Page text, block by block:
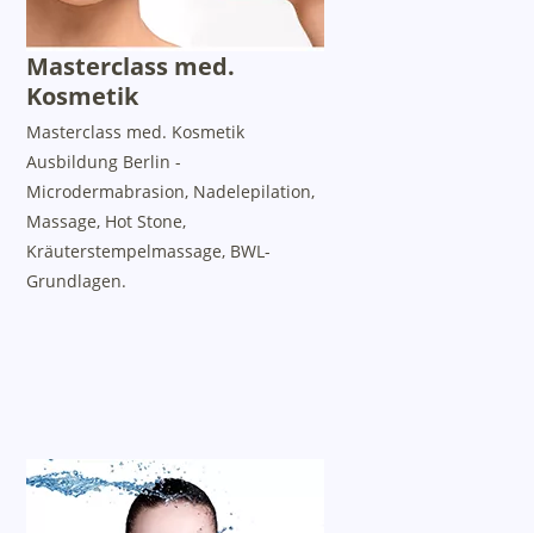
Masterclass med.
Kosmetik
Masterclass med. Kosmetik
Ausbildung Berlin -
Microdermabrasion, Nadelepilation,
Massage, Hot Stone,
Kräuterstempelmassage, BWL-
Grundlagen.